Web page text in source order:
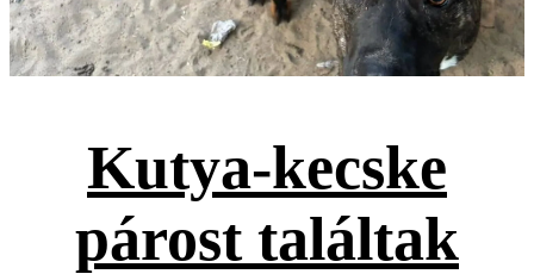
Kutya-kecske
párost találtak